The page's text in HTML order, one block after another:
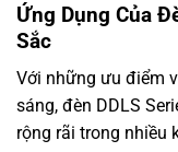
Ứng Dụng Của
Sắc
Với những ưu điểm
sáng, đèn DDLS
rộng rãi trong nhiều